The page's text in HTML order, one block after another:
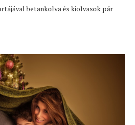
betankolva és kiolvasok pár